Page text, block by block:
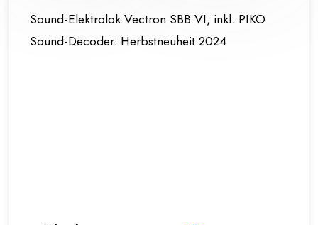
Sound-Elektrolok Vectron SBB VI, inkl. PIKO
Sound-Decoder. Herbstneuheit 2024